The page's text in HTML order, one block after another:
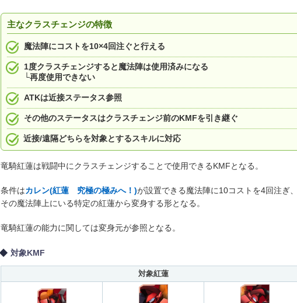
主なクラスチェンジの特徴
魔法陣にコストを10×4回注ぐと行える
1度クラスチェンジすると魔法陣は使用済みになる
└再度使用できない
ATKは近接ステータス参照
その他のステータスはクラスチェンジ前のKMFを引き継ぐ
近接/遠隔どちらを対象とするスキルに対応
竜騎紅蓮は戦闘中にクラスチェンジすることで使用できるKMFとなる。
条件はカレン(紅蓮 究極の極みへ！)が設置できる魔法陣に10コストを4回注ぎ、
その魔法陣上にいる特定の紅蓮から変身する形となる。
竜騎紅蓮の能力に関しては変身元が参照となる。
対象KMF
対象紅蓮